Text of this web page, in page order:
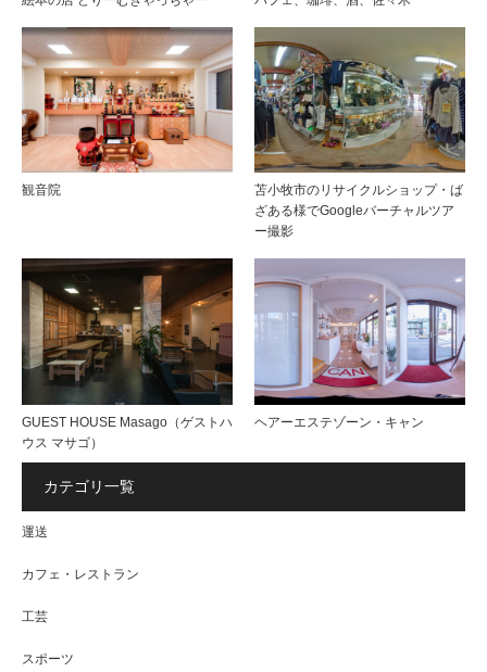
観音院
苫小牧市のリサイクルショップ・ば
ざある様でGoogleバーチャルツア
ー撮影
GUEST HOUSE Masago（ゲストハ
ウス マサゴ）
ヘアーエステゾーン・キャン
カテゴリ一覧
運送
カフェ・レストラン
工芸
スポーツ